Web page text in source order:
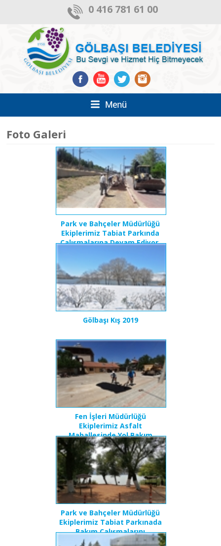
0 416 781 61 00
Foto Galeri
Park ve Bahçeler Müdürlüğü
Ekiplerimiz Tabiat Parkında
Çalışmalarına Devam Ediyor.
Gölbaşı Kış 2019
Fen İşleri Müdürlüğü
Ekiplerimiz Asfalt
Mahallesinde Yol Bakım
Onarım Çalışmalarını
Sürdürüyor
Park ve Bahçeler Müdürlüğü
Ekiplerimiz Tabiat Parkınada
Bakım Çalışmalarını
Sürdürüyor.